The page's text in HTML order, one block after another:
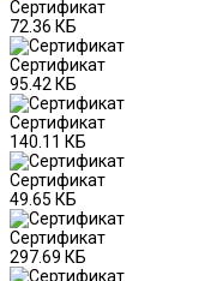
Сертификат
72.36 КБ
Сертификат
95.42 КБ
Сертификат
140.11 КБ
Сертификат
49.65 КБ
Сертификат
297.69 КБ